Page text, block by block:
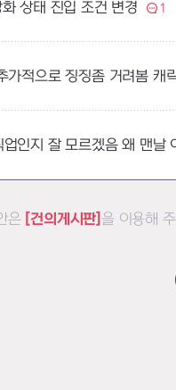
상태 진입 조건 변경 1
가적으로 징징좀 거려봄 캐
인지 잘 모르겠음 왜 맨날
은 [건의게시판] 을 이용해